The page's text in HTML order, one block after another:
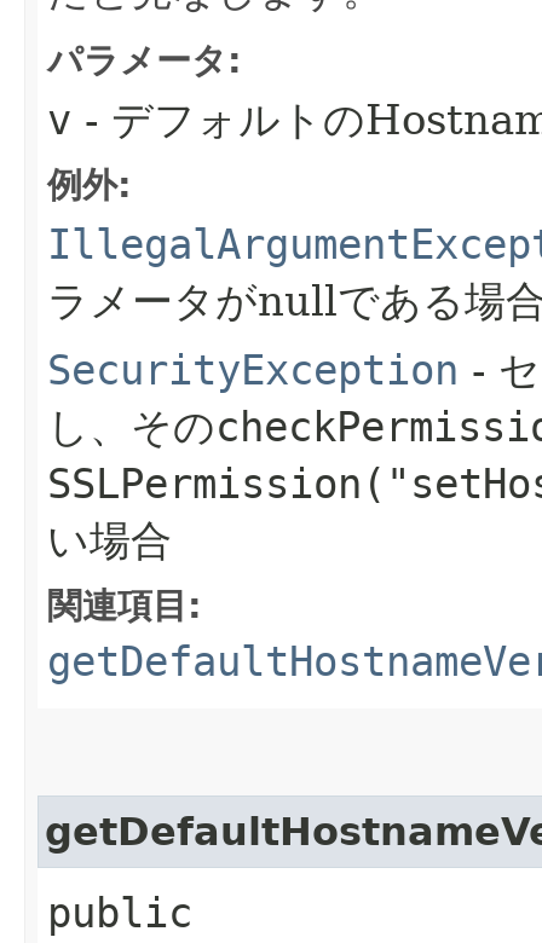
パラメータ:
v - デフォルトの
例外:
ラメータがnullである場
SecurityException -
し、その
い場合
関連項目:
public